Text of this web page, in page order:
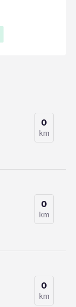
0
km
0
km
0
km